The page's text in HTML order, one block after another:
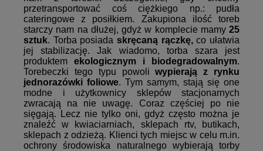
przetransportować coś ciężkiego np.: pudła
cateringowe z posiłkiem. Zakupiona ilość toreb
starczy nam na dłużej, gdyż w komplecie mamy 25
sztuk. Torba posiada skręcaną rączkę,co ułatwia
jej stabilizację. Jak wiadomo, torba szara jest
produktem ekologicznym i biodegradowalnym.
Torebeczki tego typu powoliwypierają z rynku
jednorazówki foliowe. Tym samym, stają się one
modne i użytkownicy sklepów stacjonarnych
zwracają na nie uwagę. Coraz częściej po nie
sięgają. Lecz nie tylko oni, gdyż często można je
znaleźć w kwiaciarniach, sklepach rtv, butikach,
sklepach z odzieżą. Klienci tych miejsc w celu m.in.
ochrony środowiska naturalnego wybierają torby